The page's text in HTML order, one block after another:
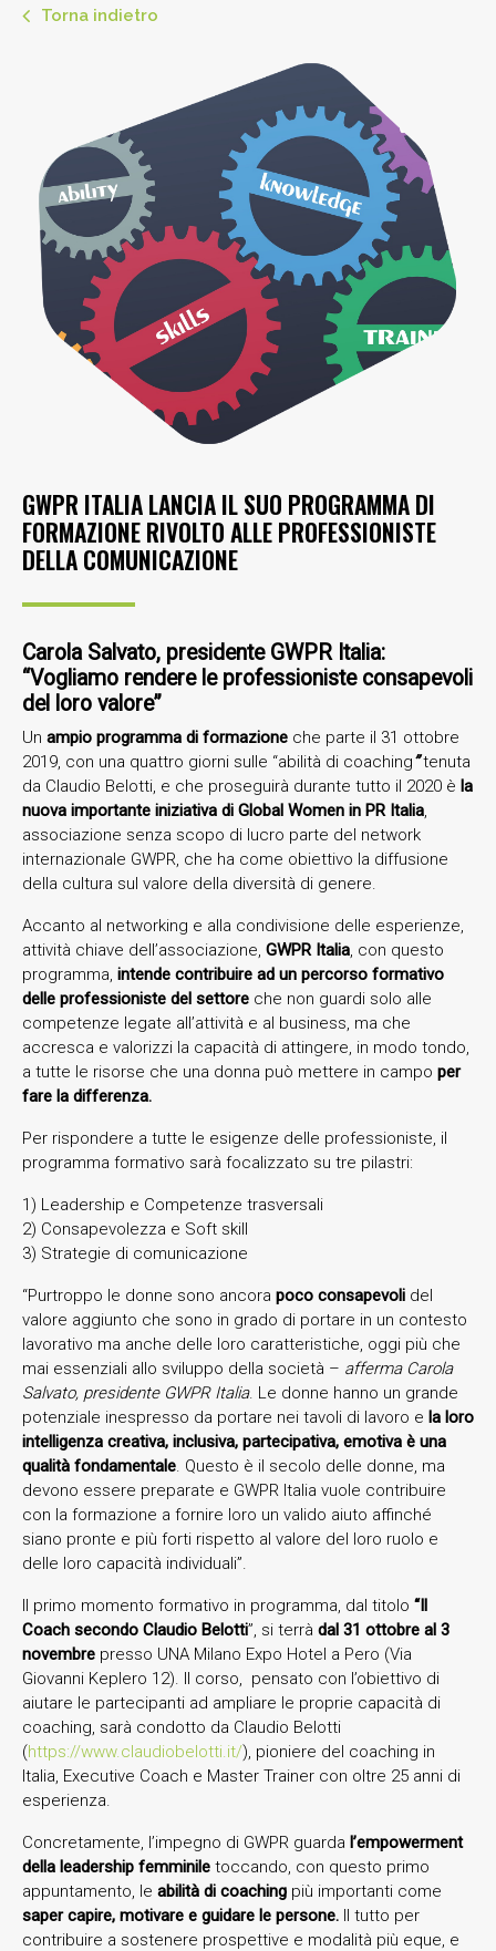
Torna indietro
GWPR ITALIA LANCIA IL SUO PROGRAMMA DI
FORMAZIONE RIVOLTO ALLE PROFESSIONISTE
DELLA COMUNICAZIONE
Carola Salvato, presidente GWPR Italia:
“Vogliamo rendere le professioniste consapevoli
del loro valore”
Un ampio programma di formazione che parte il 31 ottobre
2019, con una quattro giorni sulle “abilità di coaching”tenuta
da Claudio Belotti, e che proseguirà durante tutto il 2020 è la
nuova importante iniziativa di Global Women in PR Italia,
associazione senza scopo di lucro parte del network
internazionale GWPR, che ha come obiettivo la diffusione
della cultura sul valore della diversità di genere.
Accanto al networking e alla condivisione delle esperienze,
attività chiave dell’associazione, GWPR Italia, con questo
programma, intende contribuire ad un percorso formativo
delle professioniste del settore che non guardi solo alle
competenze legate all’attività e al business, ma che
accresca e valorizzi la capacità di attingere, in modo tondo,
a tutte le risorse che una donna può mettere in campo per
fare la differenza.
Per rispondere a tutte le esigenze delle professioniste, il
programma formativo sarà focalizzato su tre pilastri:
1) Leadership e Competenze trasversali
2) Consapevolezza e Soft skill
3) Strategie di comunicazione
“Purtroppo le donne sono ancora poco consapevoli del
valore aggiunto che sono in grado di portare in un contesto
lavorativo ma anche delle loro caratteristiche, oggi più che
mai essenziali allo sviluppo della società – afferma Carola
Salvato, presidente GWPR Italia. Le donne hanno un grande
potenziale inespresso da portare nei tavoli di lavoro e la loro
intelligenza creativa, inclusiva, partecipativa, emotiva è una
qualità fondamentale. Questo è il secolo delle donne, ma
devono essere preparate e GWPR Italia vuole contribuire
con la formazione a fornire loro un valido aiuto affinché
siano pronte e più forti rispetto al valore del loro ruolo e
delle loro capacità individuali”.
Il primo momento formativo in programma, dal titolo “Il
Coach secondo Claudio Belotti”, si terrà dal 31 ottobre al 3
novembre presso UNA Milano Expo Hotel a Pero (Via
Giovanni Keplero 12). Il corso, pensato con l’obiettivo di
aiutare le partecipanti ad ampliare le proprie capacità di
coaching, sarà condotto da Claudio Belotti
(https://www.claudiobelotti.it/), pioniere del coaching in
Italia, Executive Coach e Master Trainer con oltre 25 anni di
esperienza.
Concretamente, l’impegno di GWPR guarda l’empowerment
della leadership femminile toccando, con questo primo
appuntamento, le abilità di coaching più importanti come
sapercapire, motivare e guidare le persone. Il tutto per
contribuire a sostenere prospettive e modalità più eque, e